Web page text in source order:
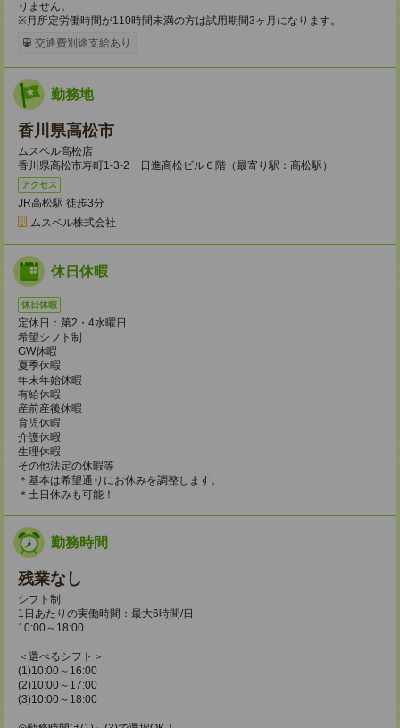
りません。
※月所定労働時間が110時間未満の方は試用期間3ヶ月になります。
交通費別途支給あり
勤務地
香川県高松市
ムスベル高松店
香川県高松市寿町1-3-2 日進高松ビル６階（最寄り駅：高松駅）
アクセス
JR高松駅 徒歩3分
ムスベル株式会社
休日休暇
休日休暇
定休日：第2・4水曜日
希望シフト制
GW休暇
夏季休暇
年末年始休暇
有給休暇
産前産後休暇
育児休暇
介護休暇
生理休暇
その他法定の休暇等
＊基本は希望通りにお休みを調整します。
＊土日休みも可能！
勤務時間
残業なし
シフト制
1日あたりの実働時間：最大6時間/日
10:00～18:00
＜選べるシフト＞
(1)10:00～16:00
(2)10:00～17:00
(3)10:00～18:00